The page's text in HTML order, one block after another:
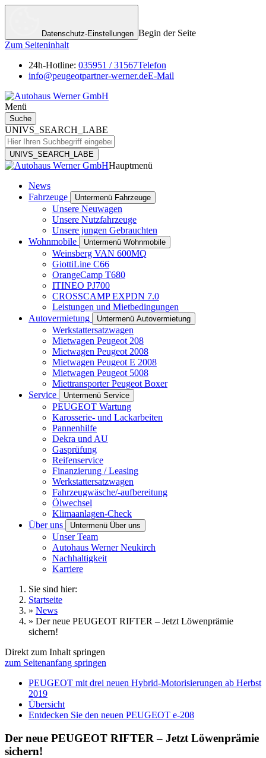
Datenschutz-Einstellungen Begin der Seite
Zum Seiteninhalt
24h-Hotline: 035951 / 31567Telefon
info@peugeotpartner-werner.deE-Mail
Menü
Suche
UNIVS_SEARCH_LABE
UNIVS_SEARCH_LABE
Hauptmenü
News
Fahrzeuge
Untermenü Fahrzeuge
Unsere Neuwagen
Unsere Nutzfahrzeuge
Unsere jungen Gebrauchten
Wohnmobile
Untermenü Wohnmobile
Weinsberg VAN 600MQ
GiottiLine C66
OrangeCamp T680
ITINEO PJ700
CROSSCAMP EXPDN 7.0
Leistungen und Mietbedingungen
Autovermietung
Untermenü Autovermietung
Werkstattersatzwagen
Mietwagen Peugeot 208
Mietwagen Peugeot 2008
Mietwagen Peugeot E 2008
Mietwagen Peugeot 5008
Miettransporter Peugeot Boxer
Service
Untermenü Service
PEUGEOT Wartung
Karosserie- und Lackarbeiten
Pannenhilfe
Dekra und AU
Gasprüfung
Reifenservice
Finanzierung / Leasing
Werkstattersatzwagen
Fahrzeugwäsche/-aufbereitung
Ölwechsel
Klimaanlagen-Check
Über uns
Untermenü Über uns
Unser Team
Autohaus Werner Neukirch
Nachhaltigkeit
Karriere
Sie sind hier:
Startseite
» News
» Der neue PEUGEOT RIFTER – Jetzt Löwenprämie
sichern!
Direkt zum Inhalt springen
zum Seitenanfang springen
PEUGEOT mit drei neuen Hybrid-Motorisierungen ab Herbst
2019
Übersicht
Entdecken Sie den neuen PEUGEOT e-208
Der neue PEUGEOT RIFTER – Jetzt Löwenprämie
sichern!